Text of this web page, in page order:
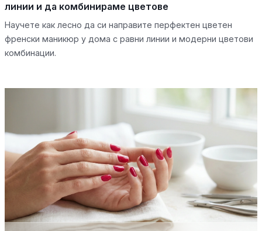
линии и да комбинираме цветове
Научете как лесно да си направите перфектен цветен
френски маникюр у дома с равни линии и модерни цветови
комбинации.